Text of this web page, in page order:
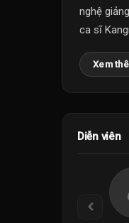
nghệ
ca sĩ
Xem
Diễn viên